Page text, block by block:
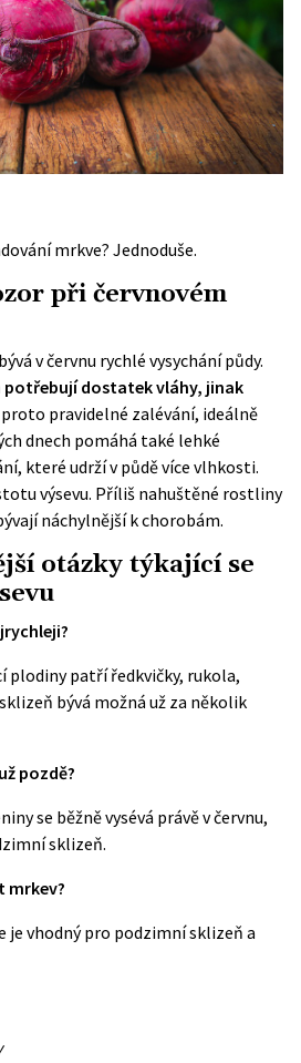
mrkve? Jednoduše.
při červnovém
v červnu rychlé vysychání půdy.
potřebují dostatek vláhy, jinak
pravidelné zalévání, ideálně
dnech pomáhá také lehké
které udrží v půdě více vlhkosti.
výsevu. Příliš nahuštěné rostliny
náchylnější k chorobám.
otázky týkající se
plodiny patří ředkvičky, rukola,
bývá možná už za několik
pozdě?
se běžně vysévá právě v červnu,
sklizeň.
mrkev?
je vhodný pro podzimní sklizeň a